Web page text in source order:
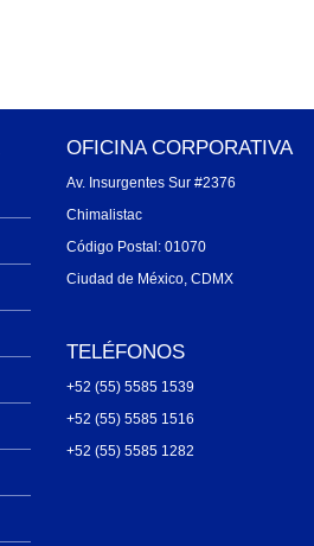
OFICINA CORPORATIVA
Av. Insurgentes Sur #2376
Chimalistac
Código Postal: 01070
Ciudad de México, CDMX
TELÉFONOS
+52 (55) 5585 1539
+52 (55) 5585 1516
+52 (55) 5585 1282